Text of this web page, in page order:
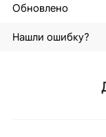
Обновлено
Нашли ошибку?